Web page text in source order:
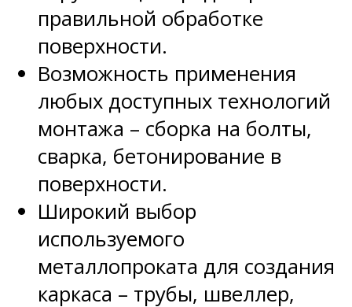
правильной обработке
поверхности.
Возможность применения
любых доступных технологий
монтажа – сборка на болты,
сварка, бетонирование в
поверхности.
Широкий выбор
используемого
металлопроката для создания
каркаса – трубы, швеллер,